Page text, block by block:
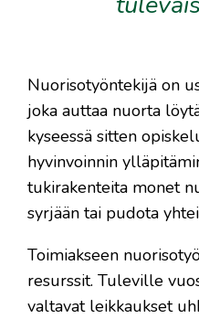
Nuorisotyöntekijä on
joka auttaa nuorta
kyseessä sitten
hyvinvoinnin
tukirakenteita monet
syrjään tai pudota
Toimiakseen
resurssit. Tuleville
valtavat leikkaukset